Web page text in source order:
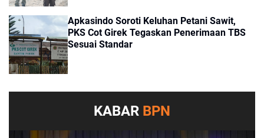
Apkasindo Soroti Keluhan Petani Sawit,
PKS Cot Girek Tegaskan Penerimaan TBS
Sesuai Standar
KABAR BPN